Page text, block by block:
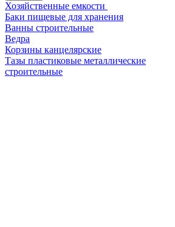
Хозяйственные емкости
Баки пищевые для хранения
Ванны строительные
Ведра
Корзины канцелярские
Тазы пластиковые металлические
строительные